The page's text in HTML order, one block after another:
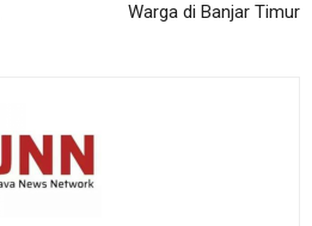
Warga di Banjar Timur